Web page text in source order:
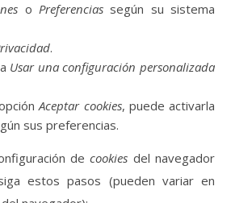
o Preferenciassegún su sistema
.
Usar una configuración personalizada
Aceptar cookies, puede activarla
sus preferencias.
decookies del navegador
estos pasos (pueden variar en